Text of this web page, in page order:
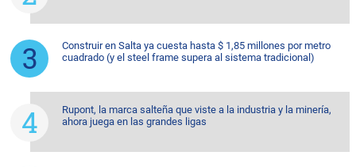
Construir en Salta ya cuesta hasta $ 1,85 millones por metro
cuadrado (y el steel frame supera al sistema tradicional)
Rupont, la marca salteña que viste a la industria y la minería,
ahora juega en las grandes ligas